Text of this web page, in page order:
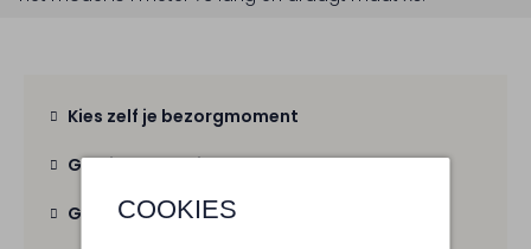
COOKIES
Kies zelf je bezorgmoment
Gratis verzendingvanaf € 100,-
Gratis retourbinnen 30 dagen